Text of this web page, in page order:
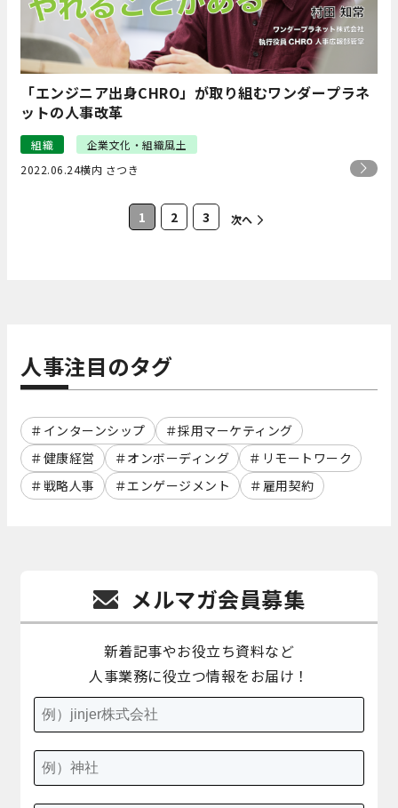
「エンジニア出身CHRO」が取り組むワンダープラネ
ットの人事改革
組織
企業文化・組織風土
2022.06.24横内 さつき
1 2 3 次へ
人事注目のタグ
インターンシップ
採用マーケティング
健康経営
オンボーディング
リモートワーク
戦略人事
エンゲージメント 雇用契約
メルマガ会員募集
新着記事やお役立ち資料など
人事業務に役立つ情報をお届け！